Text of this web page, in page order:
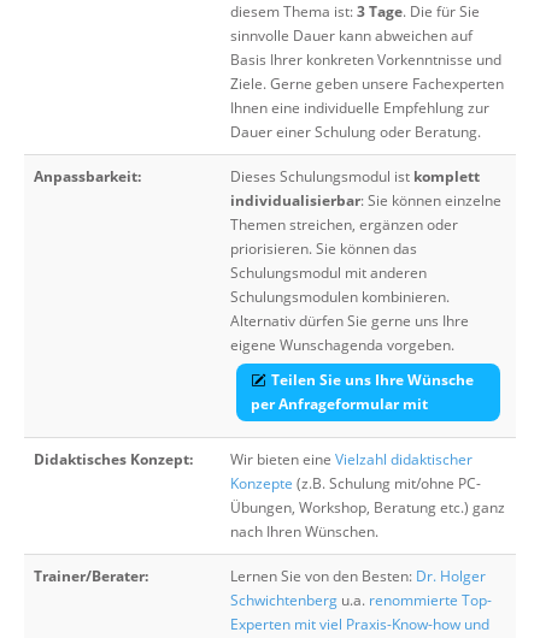
diesem Thema ist:3 Tage. Die für Sie
sinnvolle Dauer kann abweichen auf
Basis Ihrer konkreten Vorkenntnisse und
Ziele. Gerne geben unsere Fachexperten
Ihnen eine individuelle Empfehlung zur
Dauer einer Schulung oder Beratung.
Anpassbarkeit: Dieses Schulungsmodul ist komplett
individualisierbar: Sie können einzelne
Themen streichen, ergänzen oder
priorisieren. Sie können das
Schulungsmodul mit anderen
Schulungsmodulen kombinieren.
Alternativ dürfen Sie gerne uns Ihre
eigene Wunschagenda vorgeben.
Teilen Sie uns Ihre Wünsche
per Anfrageformular mit
Didaktisches Konzept: Wir bieten eine Vielzahl didaktischer
Konzepte (z.B. Schulung mit/ohne PC-
Übungen, Workshop, Beratung etc.) ganz
nach Ihren Wünschen.
Trainer/Berater: Lernen Sie von den Besten: Dr. Holger
Schwichtenberg u.a. renommierte Top-
Experten mit viel Praxis-Know-how und